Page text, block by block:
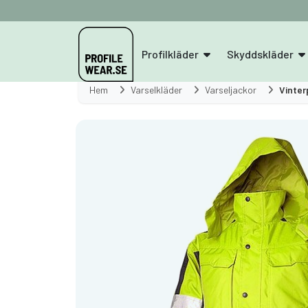
Profilkläder Skyddskläder
Hem Varselkläder Varseljackor